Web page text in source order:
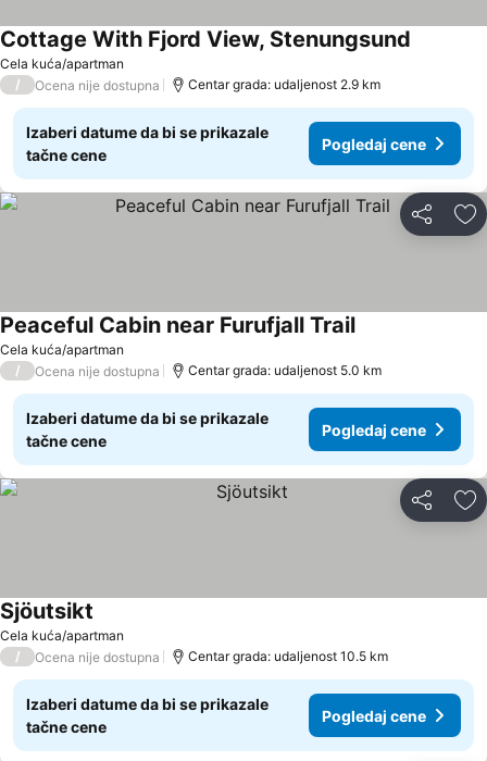
Cela kuća/apartman
Cottage With Fjord View, Stenungsund
/ Ocena nije dostupna Centar grada: udaljenost 2.9 km
Izaberi datume da bi se prikazale
tačne cene
Pogledaj cene
Deli
Cela kuća/apartman
Peaceful Cabin near Furufjall Trail
/ Ocena nije dostupna Centar grada: udaljenost 5.0 km
Izaberi datume da bi se prikazale
tačne cene
Pogledaj cene
Deli
Cela kuća/apartman
Sjöutsikt
/ Ocena nije dostupna Centar grada: udaljenost 10.5 km
Izaberi datume da bi se prikazale
tačne cene
Pogledaj cene